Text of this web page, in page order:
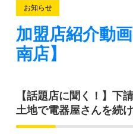
お知らせ
加盟店紹介動
南店】
【話題店に聞く！】下
土地で電器屋さんを続